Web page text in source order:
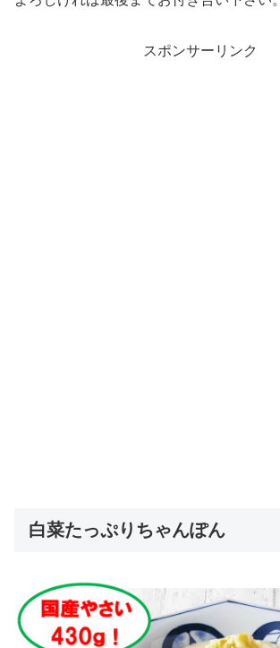
スポンサーリンク
白菜たっぷりちゃんぽん